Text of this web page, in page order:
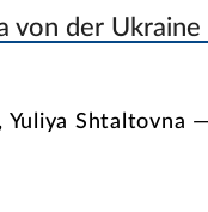
von der Ukraine
Yuliya Shtaltovna